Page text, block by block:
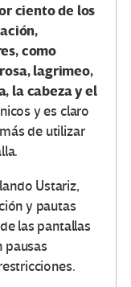
ciento de los
como
lagrimeo,
la cabeza y el
y es claro
de utilizar
Ustariz,
y pautas
las pantallas
pausas